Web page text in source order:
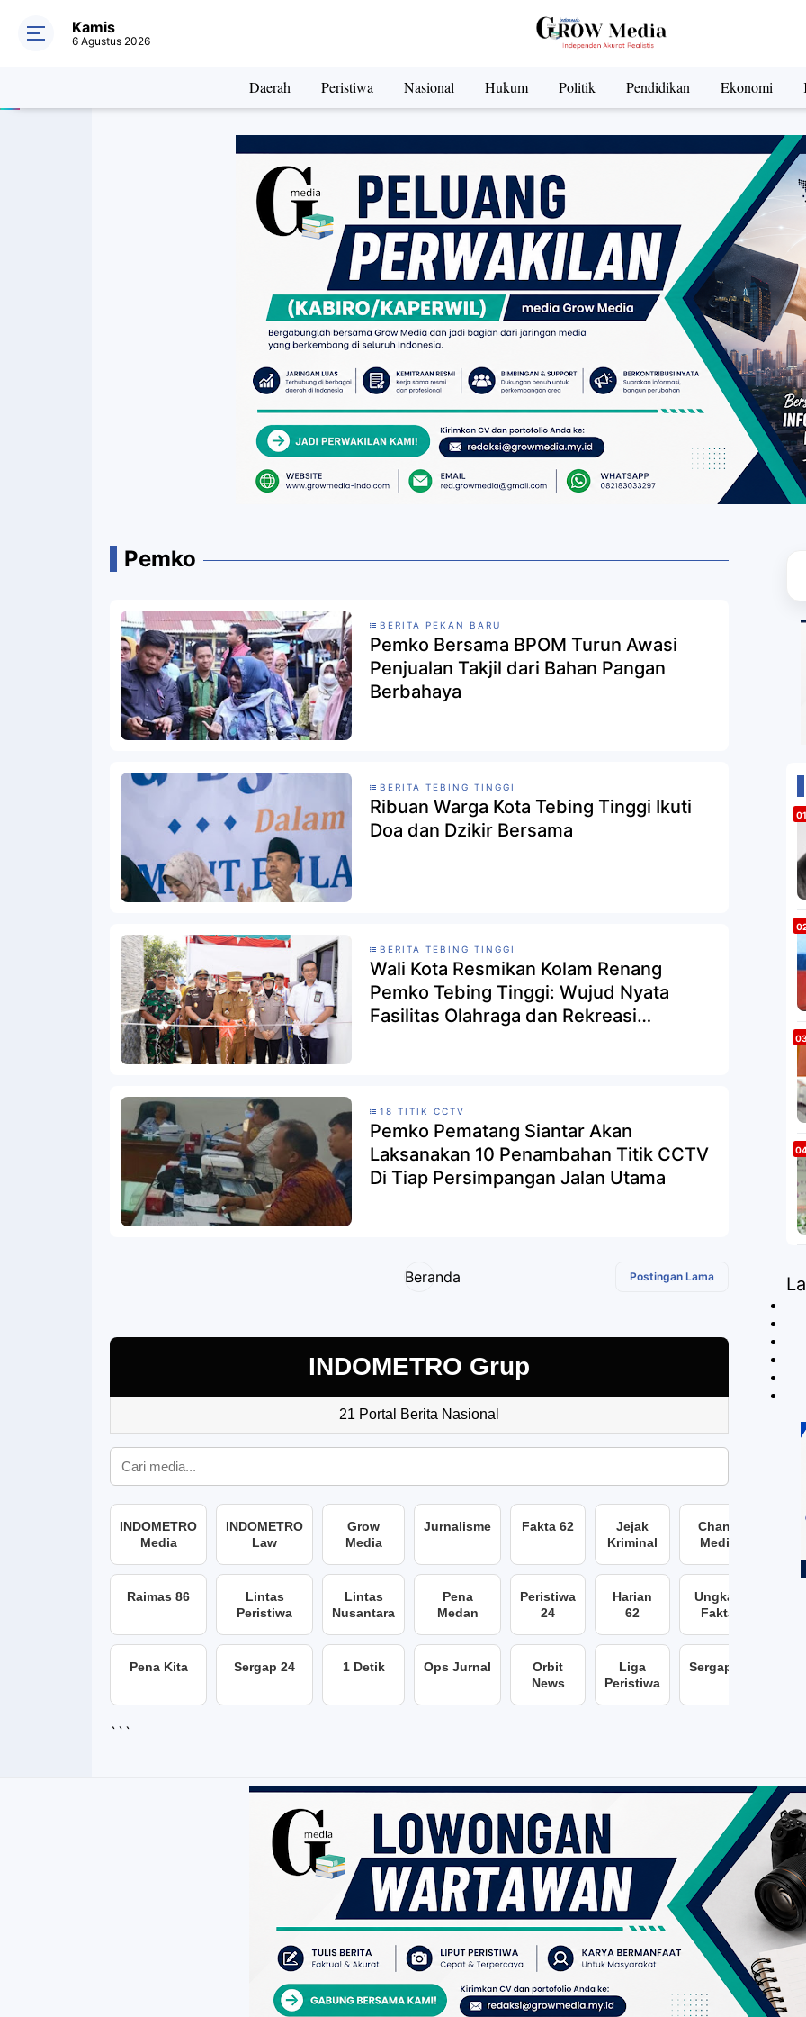
Kamis
6 Agustus 2026
Daerah Peristiwa Nasional Hukum Politik Pendidikan Ekonomi
Pemko
BERITA PEKAN BARU
Pemko Bersama BPOM Turun Awasi
Penjualan Takjil dari Bahan Pangan
Berbahaya
BERITA TEBING TINGGI
Ribuan Warga Kota Tebing Tinggi Ikuti
Doa dan Dzikir Bersama
BERITA TEBING TINGGI
Wali Kota Resmikan Kolam Renang
Pemko Tebing Tinggi: Wujud Nyata
Fasilitas Olahraga dan Rekreasi
18 TITIK CCTV
Pemko Pematang Siantar Akan
Laksanakan 10 Penambahan Titik CCTV
Di Tiap Persimpangan Jalan Utama
Postingan Lama
Beranda
INDOMETRO Grup
21 Portal Berita Nasional
INDOMETRO
Media
INDOMETRO
Law
Grow
Media
Jurnalisme Fakta 62
Jejak
Kriminal
Chans
Media
Raimas 86
Lintas
Peristiwa
Lintas
Nusantara
Pena
Medan
Peristiwa
24
Harian
62
Ungkap
Fakta
Pena Kita Sergap 24 1 Detik Ops Jurnal
Orbit
News
Liga
Peristiwa
Sergap86
```